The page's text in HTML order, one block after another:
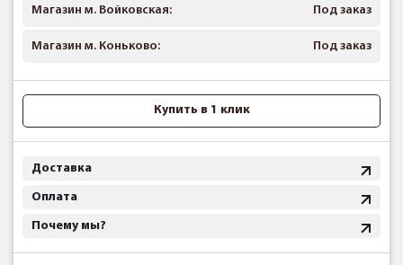
Магазин м. Войковская: Под заказ
Магазин м. Коньково: Под заказ
Купить в 1 клик
Доставка
Оплата
Почему мы?